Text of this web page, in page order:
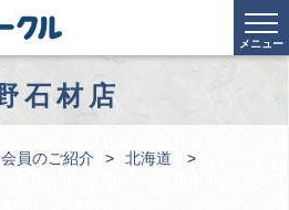
メニュー
石材店
員のご紹介
北海道